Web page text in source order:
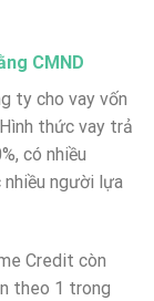
CMND
ty cho vay vốn
thức vay trả
có nhiều
người lựa
Credit còn
theo 1 trong